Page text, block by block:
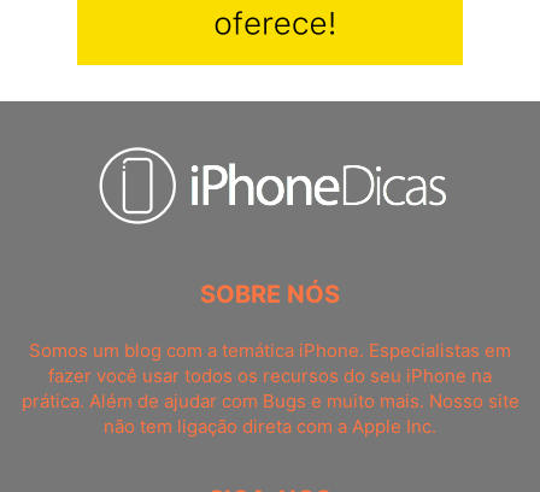
SOBRE NÓS
Somos um blog com a temática iPhone. Especialistas em
fazer você usar todos os recursos do seu iPhone na
prática. Além de ajudar com Bugs e muito mais. Nosso site
não tem ligação direta com a Apple Inc.